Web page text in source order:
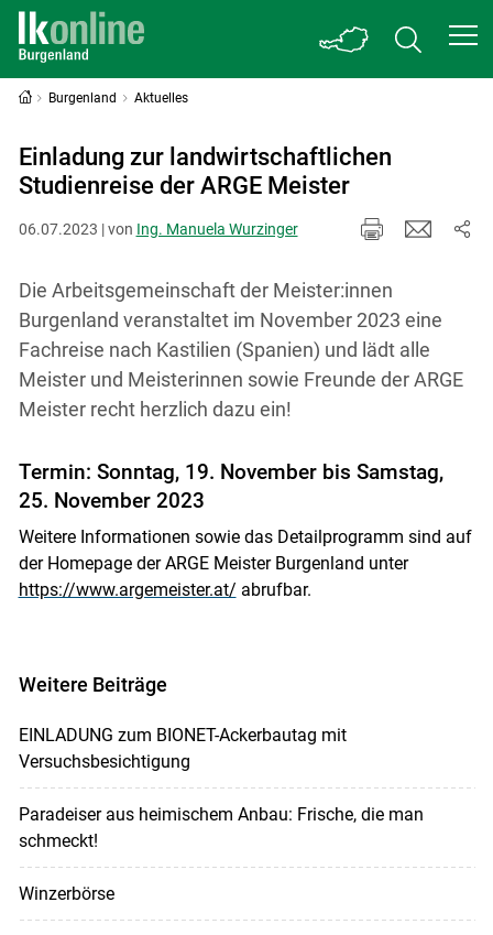
Skip to main content
Burgenland Aktuelles
Einladung zur landwirtschaftlichen
Studienreise der ARGE Meister
06.07.2023 | von Ing. Manuela Wurzinger
Die Arbeitsgemeinschaft der Meister:innen
Burgenland veranstaltet im November 2023 eine
Fachreise nach Kastilien (Spanien) und lädt alle
Meister und Meisterinnen sowie Freunde der ARGE
Meister recht herzlich dazu ein!
Termin: Sonntag, 19. November bis Samstag,
25. November 2023
Weitere Informationen sowie das Detailprogramm sind auf
der Homepage der ARGE Meister Burgenland unter
https://www.argemeister.at/ abrufbar.
Weitere Beiträge
EINLADUNG zum BIONET-Ackerbautag mit
Versuchsbesichtigung
Paradeiser aus heimischem Anbau: Frische, die man
schmeckt!
Winzerbörse